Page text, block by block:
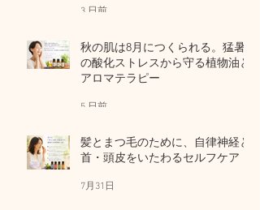
3 日前
秋の肌は8月につくられる。猛暑
の酸化ストレスから守る植物油と
アロマテラピー
5 日前
髪とまつ毛のために、自律神経と
首・頭皮をいたわるセルフケア
7月31日